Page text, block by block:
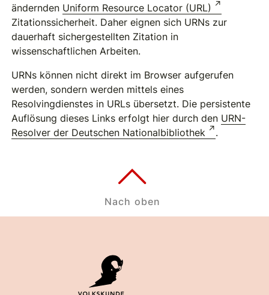
ändernden Uniform Resource Locator (URL)
Zitationssicherheit. Daher eignen sich URNs zur
dauerhaft sichergestellten Zitation in
wissenschaftlichen Arbeiten.
URNs können nicht direkt im Browser aufgerufen
werden, sondern werden mittels eines
Resolvingdienstes in URLs übersetzt. Die persistente
Auflösung dieses Links erfolgt hier durch den URN-
Resolver der Deutschen Nationalbibliothek
.
Nach oben